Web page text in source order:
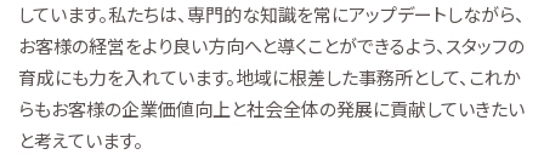
しています。私たちは、専門的な知識を常にアップデートしながら、
お客様の経営をより良い方向へと導くことができるよう、スタッフの
育成にも力を入れています。地域に根差した事務所として、これか
らもお客様の企業価値向上と社会全体の発展に貢献していきたい
と考えています。